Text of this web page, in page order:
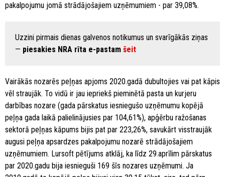
pakalpojumu jomā strādājošajiem uzņēmumiem - par 39,08%.
Uzzini pirmais dienas galvenos notikumus un svarīgākās ziņas
— piesakies NRA rīta e-pastam šeit
Vairākās nozarēs peļņas apjoms 2020.gadā dubultojies vai pat kāpis
vēl straujāk. To vidū ir jau iepriekš pieminētā pasta un kurjeru
darbības nozare (gada pārskatus iesniegušo uzņēmumu kopējā
peļņa gada laikā palielinājusies par 104,61%), apģērbu ražošanas
sektorā peļņas kāpums bijis pat par 223,26%, savukārt visstraujāk
augusi peļņa apsardzes pakalpojumu nozarē strādājošajiem
uzņēmumiem. Lursoft pētījums atklāj, ka līdz 29.aprīlim pārskatus
par 2020.gadu bija iesnieguši 169 šīs nozares uzņēmumi. Ja